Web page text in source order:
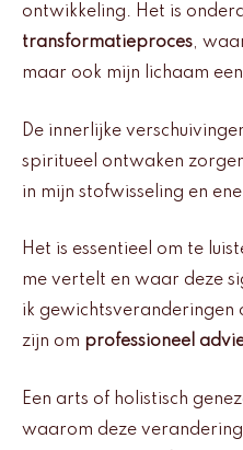
ontwikkeling. Het is
transformatieproces,
maar ook mijn lichaam
De innerlijke
spiritueel ontwaken
in mijn stofwisseling en
Het is essentieel om te
me vertelt en waar deze
ik gewichtsveranderingen
zijn om professioneel
Een arts of holistisch
waarom deze